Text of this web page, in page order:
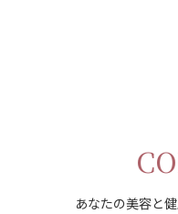
あなたの美容と